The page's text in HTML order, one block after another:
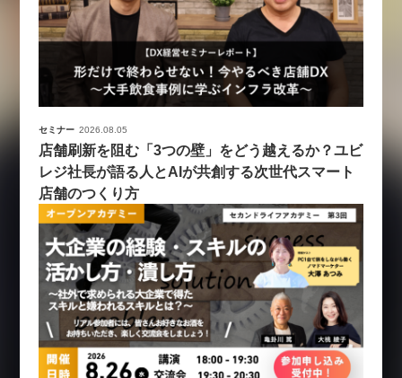
セミナー 2026.08.05
店舗刷新を阻む「3つの壁」をどう越えるか？ユビ
レジ社長が語る人とAIが共創する次世代スマート
店舗のつくり方